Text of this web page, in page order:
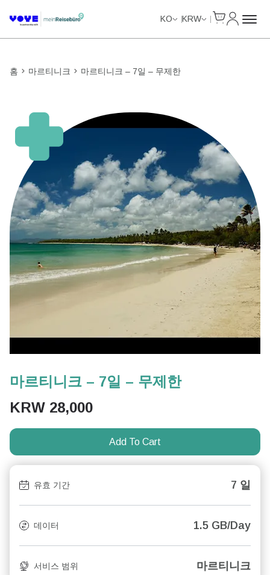
KO KRW
홈 마르티니크 마르티니크 – 7일 – 무제한
마르티니크 – 7일 – 무제한
KRW 28,000
Add To Cart
유효 기간 7 일
데이터 1.5 GB/Day
서비스 범위 마르티니크